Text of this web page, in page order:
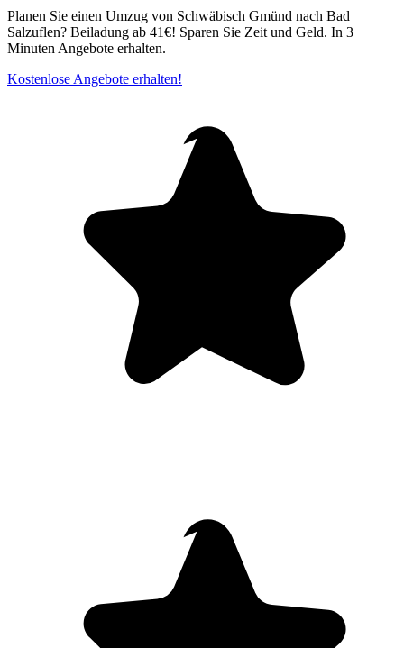
Planen Sie einen Umzug von Schwäbisch Gmünd nach Bad
Salzuflen? Beiladung ab 41€! Sparen Sie Zeit und Geld. In 3
Minuten Angebote erhalten.
Kostenlose Angebote erhalten!